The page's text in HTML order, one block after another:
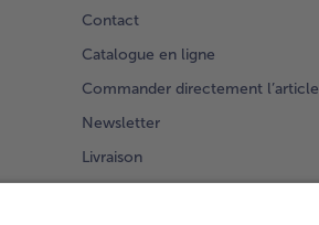
Contact
Catalogue en ligne
Commander directement l’article
Newsletter
Livraison